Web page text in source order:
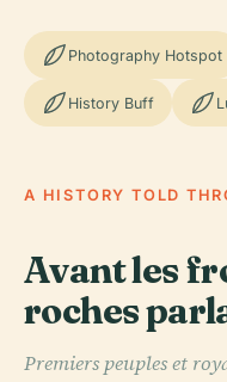
Photography Hotspot
History Buff
A HISTORY TOLD
Avant les
roches
Premiers peuples et